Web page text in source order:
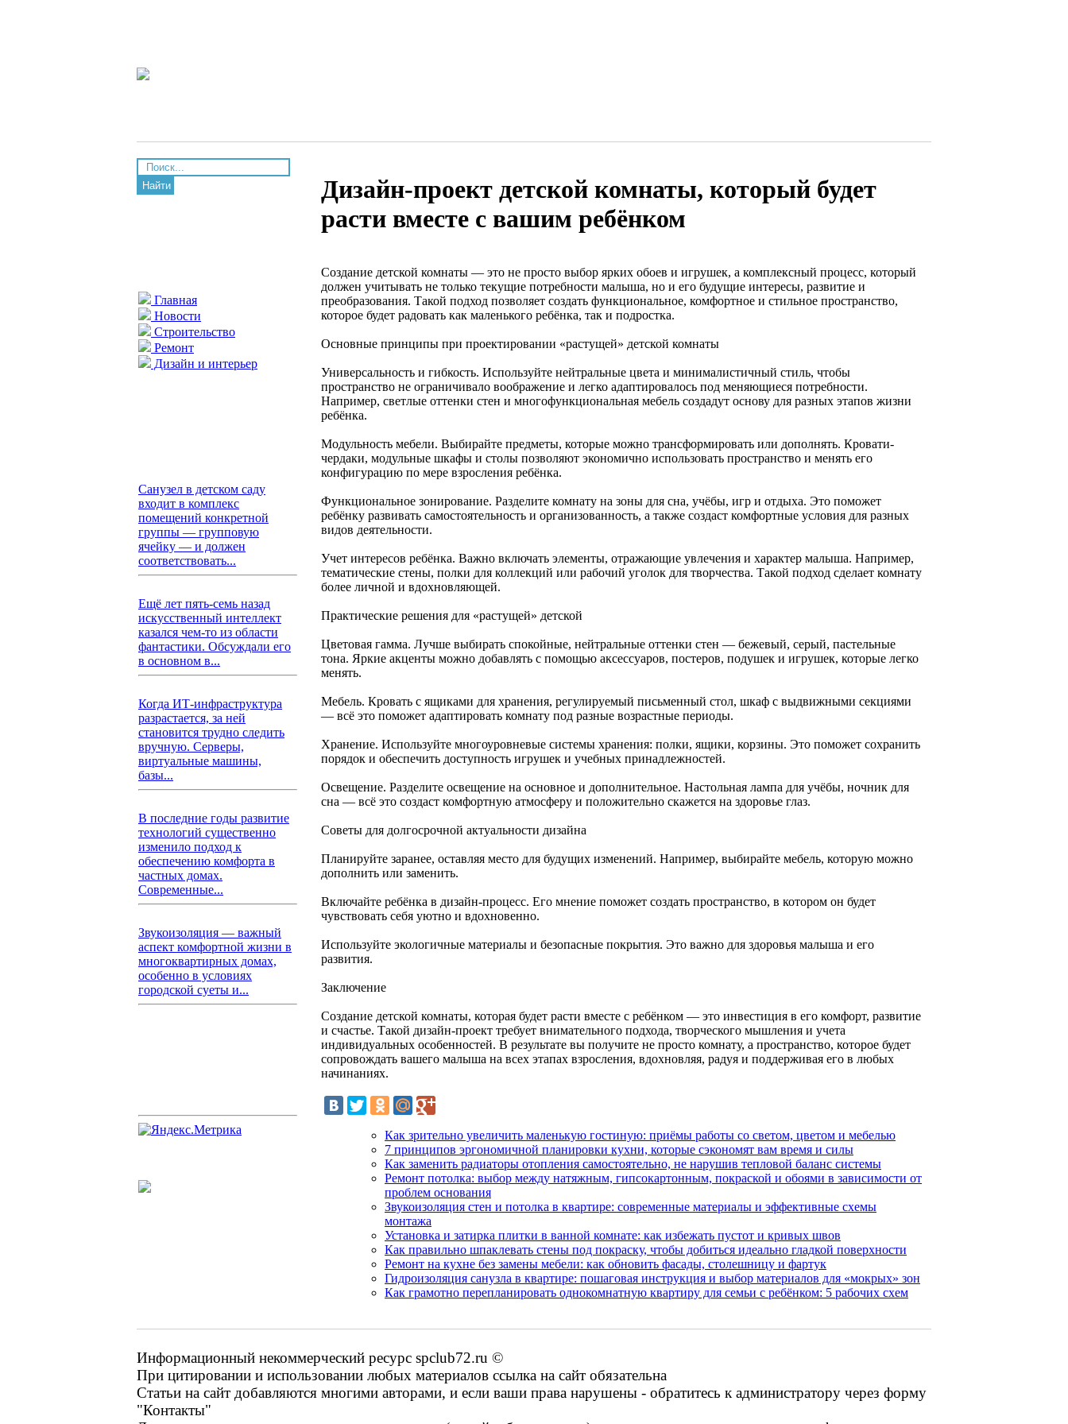
Найти
Главная
Новости
Строительство
Ремонт
Дизайн и интерьер
Санузел в детском саду
входит в комплекс
помещений конкретной
группы — групповую
ячейку — и должен
соответствовать...
Ещё лет пять-семь назад
искусственный интеллект
казался чем-то из области
фантастики. Обсуждали его
в основном в...
Когда ИТ-инфраструктура
разрастается, за ней
становится трудно следить
вручную. Серверы,
виртуальные машины,
базы...
В последние годы развитие
технологий существенно
изменило подход к
обеспечению комфорта в
частных домах.
Современные...
Звукоизоляция — важный
аспект комфортной жизни в
многоквартирных домах,
особенно в условиях
городской суеты и...
Дизайн-проект детской комнаты, который будет
расти вместе с вашим ребёнком
Создание детской комнаты — это не просто выбор ярких обоев и игрушек, а комплексный процесс, который
должен учитывать не только текущие потребности малыша, но и его будущие интересы, развитие и
преобразования. Такой подход позволяет создать функциональное, комфортное и стильное пространство,
которое будет радовать как маленького ребёнка, так и подростка.
Основные принципы при проектировании «растущей» детской комнаты
Универсальность и гибкость. Используйте нейтральные цвета и минималистичный стиль, чтобы
пространство не ограничивало воображение и легко адаптировалось под меняющиеся потребности.
Например, светлые оттенки стен и многофункциональная мебель создадут основу для разных этапов жизни
ребёнка.
Модульность мебели. Выбирайте предметы, которые можно трансформировать или дополнять. Кровати-
чердаки, модульные шкафы и столы позволяют экономично использовать пространство и менять его
конфигурацию по мере взросления ребёнка.
Функциональное зонирование. Разделите комнату на зоны для сна, учёбы, игр и отдыха. Это поможет
ребёнку развивать самостоятельность и организованность, а также создаст комфортные условия для разных
видов деятельности.
Учет интересов ребёнка. Важно включать элементы, отражающие увлечения и характер малыша. Например,
тематические стены, полки для коллекций или рабочий уголок для творчества. Такой подход сделает комнату
более личной и вдохновляющей.
Практические решения для «растущей» детской
Цветовая гамма. Лучше выбирать спокойные, нейтральные оттенки стен — бежевый, серый, пастельные
тона. Яркие акценты можно добавлять с помощью аксессуаров, постеров, подушек и игрушек, которые легко
менять.
Мебель. Кровать с ящиками для хранения, регулируемый письменный стол, шкаф с выдвижными секциями
— всё это поможет адаптировать комнату под разные возрастные периоды.
Хранение. Используйте многоуровневые системы хранения: полки, ящики, корзины. Это поможет сохранить
порядок и обеспечить доступность игрушек и учебных принадлежностей.
Освещение. Разделите освещение на основное и дополнительное. Настольная лампа для учёбы, ночник для
сна — всё это создаст комфортную атмосферу и положительно скажется на здоровье глаз.
Советы для долгосрочной актуальности дизайна
Планируйте заранее, оставляя место для будущих изменений. Например, выбирайте мебель, которую можно
дополнить или заменить.
Включайте ребёнка в дизайн-процесс. Его мнение поможет создать пространство, в котором он будет
чувствовать себя уютно и вдохновенно.
Используйте экологичные материалы и безопасные покрытия. Это важно для здоровья малыша и его
развития.
Заключение
Создание детской комнаты, которая будет расти вместе с ребёнком — это инвестиция в его комфорт, развитие
и счастье. Такой дизайн-проект требует внимательного подхода, творческого мышления и учета
индивидуальных особенностей. В результате вы получите не просто комнату, а пространство, которое будет
сопровождать вашего малыша на всех этапах взросления, вдохновляя, радуя и поддерживая его в любых
начинаниях.
Как зрительно увеличить маленькую гостиную: приёмы работы со светом, цветом и мебелью
7 принципов эргономичной планировки кухни, которые сэкономят вам время и силы
Как заменить радиаторы отопления самостоятельно, не нарушив тепловой баланс системы
Ремонт потолка: выбор между натяжным, гипсокартонным, покраской и обоями в зависимости от
проблем основания
Звукоизоляция стен и потолка в квартире: современные материалы и эффективные схемы
монтажа
Установка и затирка плитки в ванной комнате: как избежать пустот и кривых швов
Как правильно шпаклевать стены под покраску, чтобы добиться идеально гладкой поверхности
Ремонт на кухне без замены мебели: как обновить фасады, столешницу и фартук
Гидроизоляция санузла в квартире: пошаговая инструкция и выбор материалов для «мокрых» зон
Как грамотно перепланировать однокомнатную квартиру для семьи с ребёнком: 5 рабочих схем
Информационный некоммерческий ресурс spclub72.ru ©
При цитировании и использовании любых материалов ссылка на сайт обязательна
Статьи на сайт добавляются многими авторами, и если ваши права нарушены - обратитесь к администратору через форму
"Контакты"